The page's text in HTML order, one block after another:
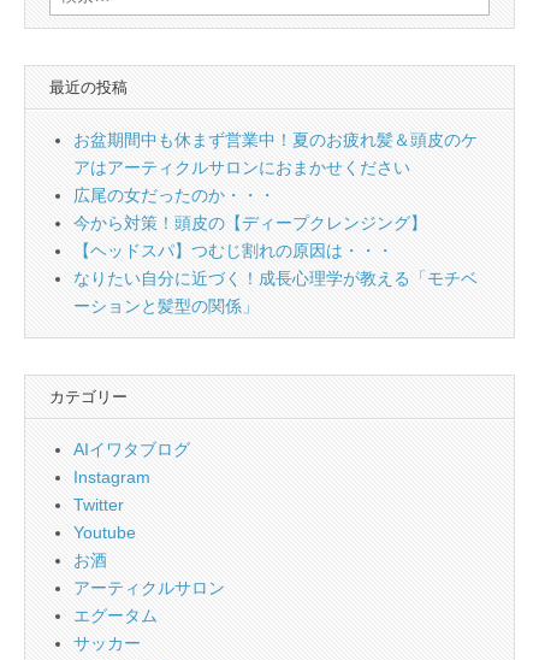
索:
最近の投稿
お盆期間中も休まず営業中！夏のお疲れ髪＆頭皮のケ
アはアーティクルサロンにおまかせください
広尾の女だったのか・・・
今から対策！頭皮の【ディープクレンジング】
【ヘッドスパ】つむじ割れの原因は・・・
なりたい自分に近づく！成長心理学が教える「モチベ
ーションと髪型の関係」
カテゴリー
AIイワタブログ
Instagram
Twitter
Youtube
お酒
アーティクルサロン
エグータム
サッカー